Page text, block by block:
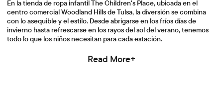
En la tienda de ropa infantil The Children's Place, ubicada en el
centro comercial Woodland Hills de Tulsa, la diversión se combina
con lo asequible y el estilo. Desde abrigarse en los fríos días de
invierno hasta refrescarse en los rayos del sol del verano, tenemos
todo lo que los niños necesitan para cada estación.
Read More+